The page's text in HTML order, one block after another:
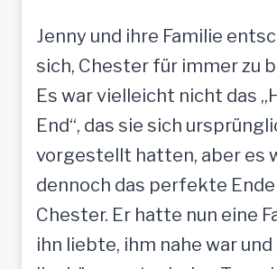
Jenny und ihre Familie
sich, Chester für immer zu
Es war vielleicht nicht das
End“, das sie sich
vorgestellt hatten, aber es
dennoch das perfekte
Chester. Er hatte nun eine
ihn liebte, ihm nahe war und